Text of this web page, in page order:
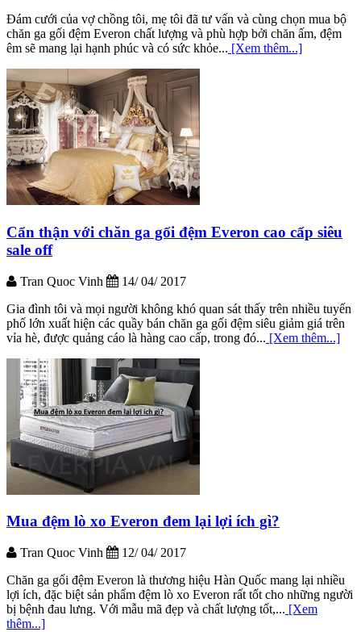
Đám cưới của vợ chồng tôi, mẹ tôi đã tư vấn và cùng chọn mua bộ
chăn ga gối đệm Everon chất lượng và phù hợp bởi chăn ấm, đệm
êm sẽ mang lại hạnh phúc và có sức khỏe... [Xem thêm...]
Cẩn thận với chăn ga gối đệm Everon cao cấp siêu
sale off
Tran Quoc Vinh
14/ 04/ 2017
Gia đình tôi và mọi người không khó quan sát thấy trên nhiều tuyến
phố lớn xuất hiện các quầy bán chăn ga gối đệm siêu giảm giá trên
vỉa hè, được quảng cáo là hàng cao cấp, trong đó... [Xem thêm...]
Mua đệm lò xo Everon đem lại lợi ích gì?
Tran Quoc Vinh
12/ 04/ 2017
Chăn ga gối đệm Everon là thương hiệu Hàn Quốc mang lại nhiều
lợi ích, đặc biệt sản phẩm đệm lò xo Everon rất tốt cho những người
bị bệnh đau lưng. Với mẫu mã đẹp và chất lượng tốt,... [Xem
thêm...]